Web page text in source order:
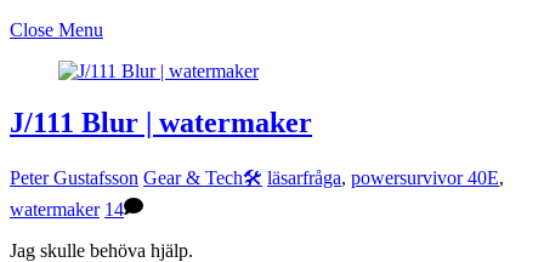
Close Menu
J/111 Blur | watermaker
Peter Gustafsson Gear & Tech🛠 läsarfråga, powersurvivor 40E,
watermaker 14
Jag skulle behöva hjälp.